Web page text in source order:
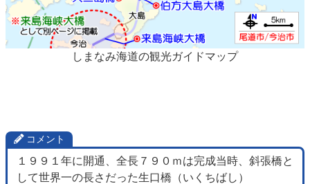
しまなみ海道の観光ガイドマップ
コメント
１９９１年に開通、全長７９０ｍは完成当時、斜張橋と
して世界一の長さだった生口橋（いくちばし）